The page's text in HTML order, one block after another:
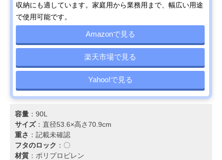
収納にも適しています。家庭用から業務用まで、幅広い用途
で使用可能です。
Amazonで見る
楽天市場で見る
Yahoo!で見る
容量 ：90L
サイズ：直径53.6×高さ70.9cm
重さ ：記載未確認
フタのロック ：〇
材質 ：ポリプロピレン